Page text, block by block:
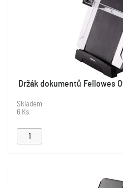
Držák dokumentů Fellowes
Skladem
6 Ks